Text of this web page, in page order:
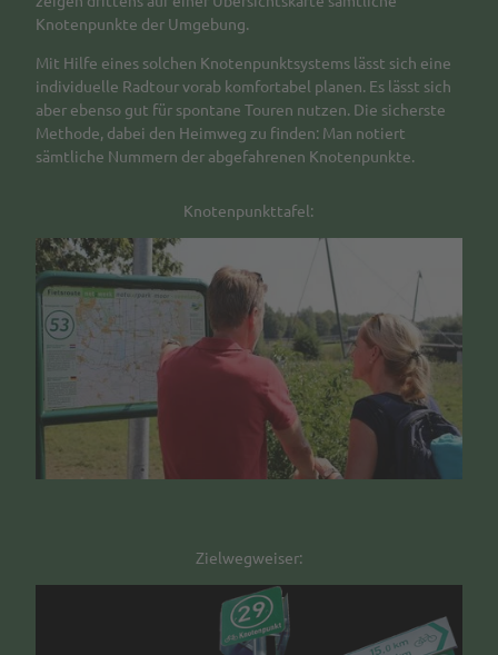
Knotenpunkte der Umgebung.
Mit Hilfe eines solchen Knotenpunktsystems lässt sich eine
individuelle Radtour vorab komfortabel planen. Es lässt sich
aber ebenso gut für spontane Touren nutzen. Die sicherste
Methode, dabei den Heimweg zu finden: Man notiert
sämtliche Nummern der abgefahrenen Knotenpunkte.
Knotenpunkttafel:
Zielwegweiser: